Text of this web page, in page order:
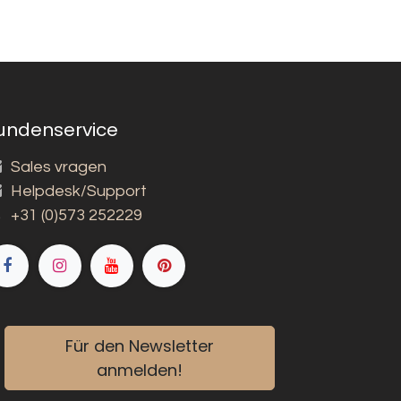
Sales vragen
Helpdesk/Support
+31 (0)573 252229
Für den Newsletter
anmelden!